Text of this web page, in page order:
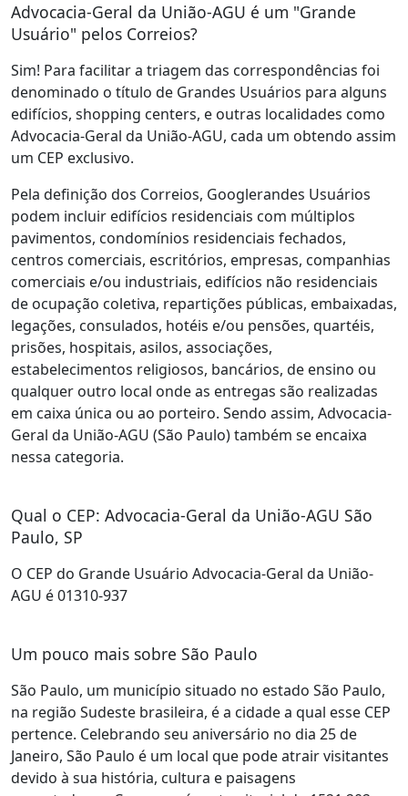
Advocacia-Geral da União-AGU é um "Grande
Usuário" pelos Correios?
Sim! Para facilitar a triagem das correspondências foi
denominado o título de Grandes Usuários para alguns
edifícios, shopping centers, e outras localidades como
Advocacia-Geral da União-AGU, cada um obtendo assim
um CEP exclusivo.
Pela definição dos Correios, Googlerandes Usuários
podem incluir edifícios residenciais com múltiplos
pavimentos, condomínios residenciais fechados,
centros comerciais, escritórios, empresas, companhias
comerciais e/ou industriais, edifícios não residenciais
de ocupação coletiva, repartições públicas, embaixadas,
legações, consulados, hotéis e/ou pensões, quartéis,
prisões, hospitais, asilos, associações,
estabelecimentos religiosos, bancários, de ensino ou
qualquer outro local onde as entregas são realizadas
em caixa única ou ao porteiro. Sendo assim, Advocacia-
Geral da União-AGU (São Paulo) também se encaixa
nessa categoria.
Qual o CEP: Advocacia-Geral da União-AGU São
Paulo, SP
O CEP do Grande Usuário Advocacia-Geral da União-
AGU é 01310-937
Um pouco mais sobre São Paulo
São Paulo, um município situado no estado São Paulo,
na região Sudeste brasileira, é a cidade a qual esse CEP
pertence. Celebrando seu aniversário no dia 25 de
Janeiro, São Paulo é um local que pode atrair visitantes
devido à sua história, cultura e paisagens